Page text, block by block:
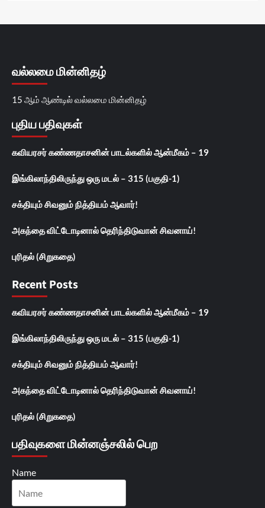
வல்லமை மின்னிதழ்
15 ஆம் ஆண்டில் வல்லமை மின்னிதழ்
புதிய பதிவுகள்
கவியரசர் கண்ணதாசனின் பாடல்களில் ஆன்மீகம் – 19
இங்கிலாந்திலிருந்து ஒரு மடல் – 315 (பகுதி-1)
சக்தியும் சிவனும் நித்தியம் ஆவார்!
அகந்தை விட்டோடினால் தெரிந்திடுவான் சிவனாய்!
புரிதல் (சிறுகதை)
Recent Posts
கவியரசர் கண்ணதாசனின் பாடல்களில் ஆன்மீகம் – 19
இங்கிலாந்திலிருந்து ஒரு மடல் – 315 (பகுதி-1)
சக்தியும் சிவனும் நித்தியம் ஆவார்!
அகந்தை விட்டோடினால் தெரிந்திடுவான் சிவனாய்!
புரிதல் (சிறுகதை)
பதிவுகளை மின்னஞ்சலில் பெற
Name